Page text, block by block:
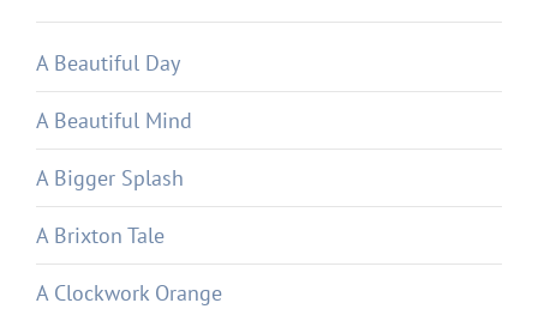
A Beautiful Day
A Beautiful Mind
A Bigger Splash
A Brixton Tale
A Clockwork Orange